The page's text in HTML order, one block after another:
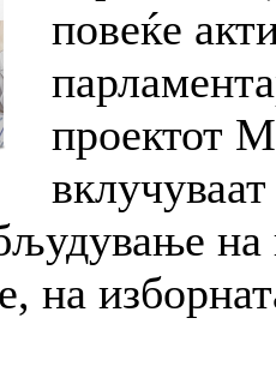
повеќе
проектот
на